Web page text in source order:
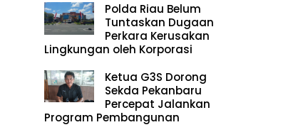
Polda Riau Belum
Tuntaskan Dugaan
Perkara Kerusakan
Lingkungan oleh Korporasi
Ketua G3S Dorong
Sekda Pekanbaru
Percepat Jalankan
Program Pembangunan